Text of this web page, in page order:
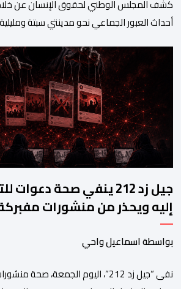
كشف المجلس الوطني لحقوق الإنسان عن
أحداث العبور الجماعي نحو مدينتي سبتة
الحق في الحياة والسلامة الجسدية وحقوق
المرتبطة بالهجرة. وأوضح المجلس، في بلاغ
للأحداث على الرصد الميداني والرقمي
جيل زد 212 ينفي صحة
إليه ويحذر من منشورات
بواسطة اسماعيل واحي
نفى “جيل زد 212”، اليوم الجمعة،